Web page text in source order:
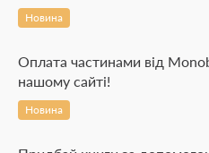
Новина
Оплата частинами від
нашому сайті!
Новина